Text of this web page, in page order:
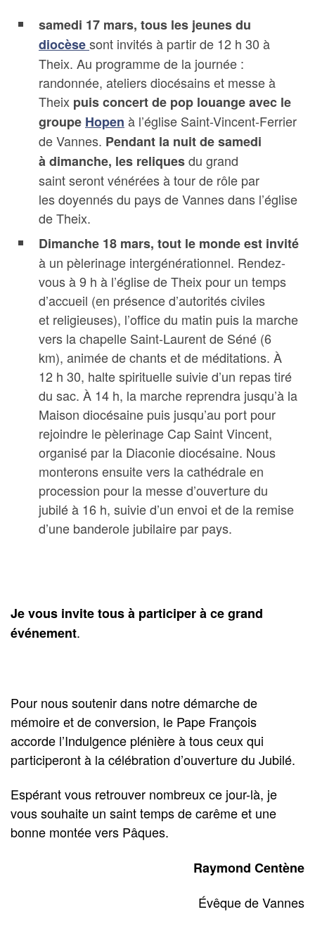
samedi 17 mars, tous les jeunes du
diocèsesont invités à partir de 12 h 30 à
Theix. Au programme de la journée :
randonnée, ateliers diocésains et messe à
Theix puis concert de pop louange avec le
groupe Hopen à l’église Saint-Vincent-Ferrier
de Vannes. Pendant la nuit de samedi
à dimanche, les reliquesdu grand
saint seront vénérées à tour de rôle par
les doyennés du pays de Vannes dans l’église
de Theix.
Dimanche 18 mars, tout le monde est invité
à un pèlerinage intergénérationnel. Rendez-
vous à 9 h à l’église de Theix pour un temps
d’accueil (en présence d’autorités civiles
et religieuses), l’office du matin puis la marche
vers la chapelle Saint-Laurent de Séné (6
km), animée de chants et de méditations. À
12 h 30, halte spirituelle suivie d’un repas tiré
du sac. À 14 h, la marche reprendra jusqu’à la
Maison diocésaine puis jusqu’au port pour
rejoindre le pèlerinage Cap Saint Vincent,
organisé par la Diaconie diocésaine. Nous
monterons ensuite vers la cathédrale en
procession pour la messe d’ouverture du
jubilé à 16 h, suivie d’un envoi et de la remise
d’une banderole jubilaire par pays.
Je vous invite tous à participer à ce grand
événement.
Pour nous soutenir dans notre démarche de
mémoire et de conversion, le Pape François
accorde l’Indulgence plénière à tous ceux qui
participeront à la célébration d’ouverture du Jubilé.
Espérant vous retrouver nombreux ce jour-là, je
vous souhaite un saint temps de carême et une
bonne montée vers Pâques.
Raymond Centène
Évêque de Vannes